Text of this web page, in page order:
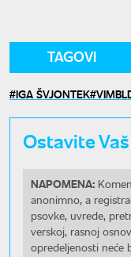
TAGOVI
IGA ŠVJONTEK
Ostavite
NAPOMENA:
anonimno, a
psovke, uvrede,
verskoj, rasnoj
opredeljenosti neće